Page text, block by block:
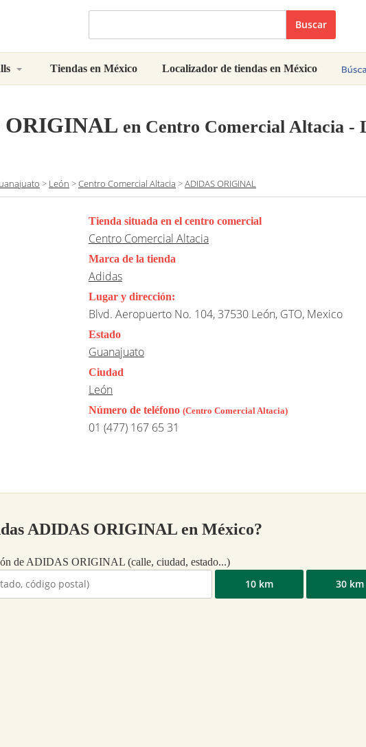
Buscar
Tiendas en México Localizador de tiendas en México
ORIGINAL en Centro Comercial Altacia -
> León >Centro Comercial Altacia >ADIDAS ORIGINAL
Tienda situada en el centro comercial
Centro Comercial Altacia
Marca de la tienda
Adidas
Lugar y dirección:
Blvd. Aeropuerto No. 104, 37530 León, GTO, Mexico
Estado
Guanajuato
Ciudad
León
Número de teléfono (Centro Comercial Altacia)
01 (477) 167 65 31
ADIDAS ORIGINAL en México?
de ADIDAS ORIGINAL (calle, ciudad, estado...)
10 km 30 km